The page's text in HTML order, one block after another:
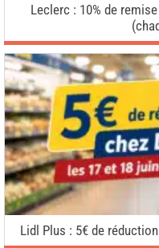
Leclerc : 10% de
Lidl Plus : 5€ de